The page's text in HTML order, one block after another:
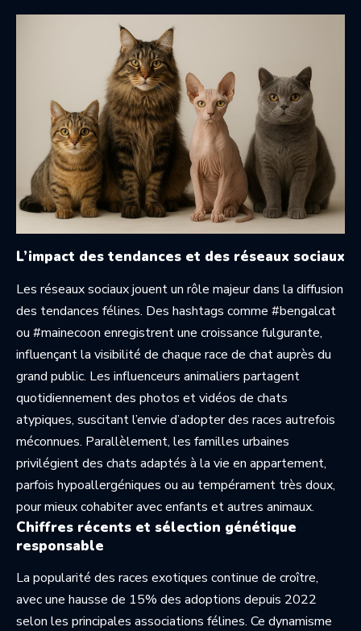
L’impact des tendances et des réseaux sociaux
Les réseaux sociaux jouent un rôle majeur dans la diffusion
des tendances félines. Des hashtags comme #bengalcat
ou #mainecoon enregistrent une croissance fulgurante,
influençant la visibilité de chaque race de chat auprès du
grand public. Les influenceurs animaliers partagent
quotidiennement des photos et vidéos de chats
atypiques, suscitant l’envie d’adopter des races autrefois
méconnues. Parallèlement, les familles urbaines
privilégient des chats adaptés à la vie en appartement,
parfois hypoallergéniques ou au tempérament très doux,
pour mieux cohabiter avec enfants et autres animaux.
Chiffres récents et sélection génétique
responsable
La popularité des races exotiques continue de croître,
avec une hausse de 15% des adoptions depuis 2022
selon les principales associations félines. Ce dynamisme